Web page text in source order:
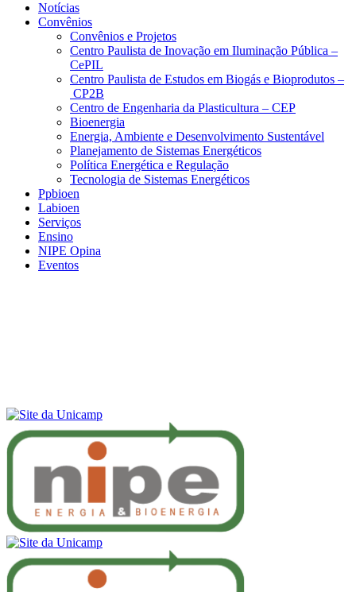
Notícias
Convênios
Convênios e Projetos
Centro Paulista de Inovação em Iluminação Pública –
CePIL
Centro Paulista de Estudos em Biogás e Bioprodutos –
CP2B
Centro de Engenharia da Plasticultura – CEP
Bioenergia
Energia, Ambiente e Desenvolvimento Sustentável
Planejamento de Sistemas Energéticos
Política Energética e Regulação
Tecnologia de Sistemas Energéticos
Ppbioen
Labioen
Serviços
Ensino
NIPE Opina
Eventos